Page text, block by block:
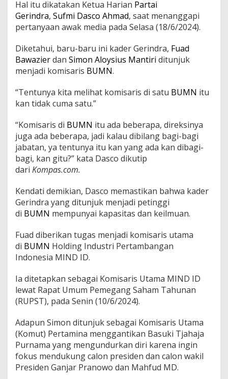
-
b
a
J
a
b
t
a
n
e
u
s
a
i
r
o
m
b
k
a
n
S
r
u
k
r
P
e
a
b
Hal itu dikatakan Ketua Harian Partai
Gerindra, Sufmi Dasco Ahmad, saat menanggapi
pertanyaan awak media pada Selasa (18/6/2024).
Diketahui, baru-baru ini kader Gerindra, Fuad
Bawazierdan Simon Aloysius Mantiri ditunjuk
menjadi komisaris BUMN.
“Tentunya kita melihat komisaris di satu BUMN itu
kan tidak cuma satu.”
“Komisaris di BUMN itu ada beberapa, direksinya
juga ada beberapa, jadi kalau dibilang bagi-bagi
jabatan, ya tentunya itu kan yang ada kan dibagi-
bagi, kan gitu?” kata Dasco dikutip
dari Kompas.com.
Kendati demikian, Dasco memastikan bahwa kader
Gerindra yang ditunjuk menjadi petinggi
di BUMN mempunyai kapasitas dan keilmuan.
Fuad diberikan tugas menjadi komisaris utama
di BUMN Holding Industri Pertambangan
Indonesia MIND ID.
Ia ditetapkan sebagai Komisaris Utama MIND ID
lewat Rapat Umum Pemegang Saham Tahunan
(RUPST), pada Senin (10/6/2024).
Adapun Simon ditunjuk sebagai Komisaris Utama
(Komut) Pertamina menggantikan Basuki Tjahaja
Purnama yang mengundurkan diri karena ingin
fokus mendukung calon presiden dan calon wakil
Presiden Ganjar Pranowo dan Mahfud MD.